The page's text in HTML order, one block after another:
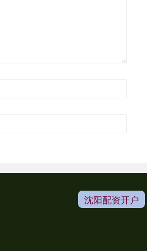
沈阳配资开户